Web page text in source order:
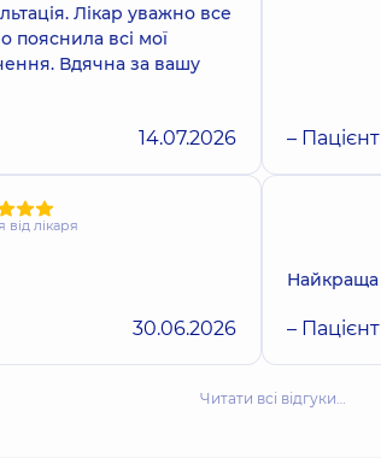
Лікар уважно все
пояснила всі мої
Вдячна за вашу
14.07.2026 –
лікаря
30.06.2026
Найкраща
–
Читати всі відгуки…